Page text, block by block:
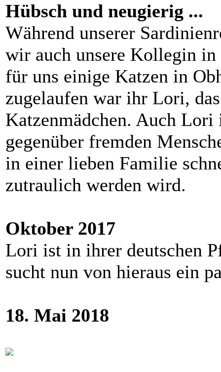
Hübsch und neugierig ...
Während unserer
wir auch unsere Kollegin in
für uns einige Katzen in
zugelaufen war ihr Lori,
Katzenmädchen. Auch Lori
gegenüber fremden
in einer lieben Familie
zutraulich werden wird.
Oktober 2017
Lori ist in ihrer deutschen
sucht nun von hieraus ein
18. Mai 2018